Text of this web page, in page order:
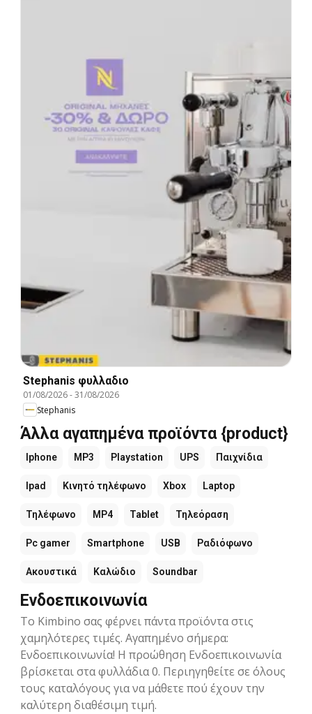
Stephanis φυλλαδιο
01/08/2026-31/08/2026
Stephanis
Άλλα αγαπημένα προϊόντα {product}
Iphone MP3 Playstation UPS Παιχνίδια
Ipad Κινητό τηλέφωνο Xbox Laptop
Τηλέφωνο MP4 Tablet Τηλεόραση
Pc gamer Smartphone USB Ραδιόφωνο
Ακουστικά Καλώδιο Soundbar
Ενδοεπικοινωνία
Το Kimbino σας φέρνει πάντα προϊόντα στις
χαμηλότερες τιμές. Αγαπημένο σήμερα:
Ενδοεπικοινωνία! Η προώθηση Ενδοεπικοινωνία
βρίσκεται στα φυλλάδια 0. Περιηγηθείτε σε όλους
τους καταλόγους για να μάθετε πού έχουν την
καλύτερη διαθέσιμη τιμή.